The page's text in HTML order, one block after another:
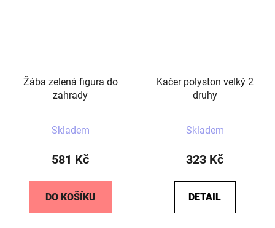
Žába zelená figura do
zahrady
Skladem
581 Kč
DO KOŠÍKU
Kačer polyston velký 2
druhy
Skladem
323 Kč
DETAIL